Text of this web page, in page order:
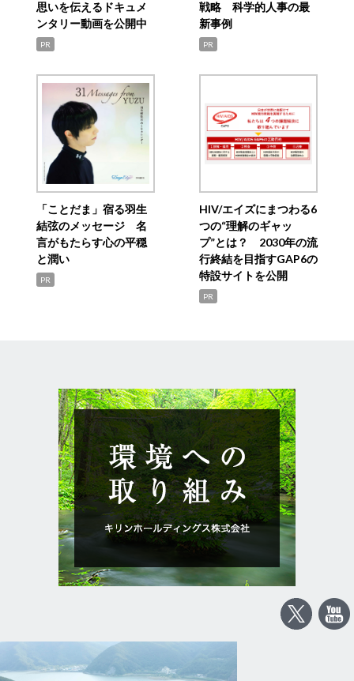
思いを伝えるドキュメ
ンタリー動画を公開中
PR
戦略 科学的人事の最
新事例
PR
「ことだま」宿る羽生
結弦のメッセージ 名
言がもたらす心の平穏
と潤い
PR
HIV/エイズにまつわる6
つの“理解のギャッ
プ”とは？ 2030年の流
行終結を目指すGAP6の
特設サイトを公開
PR